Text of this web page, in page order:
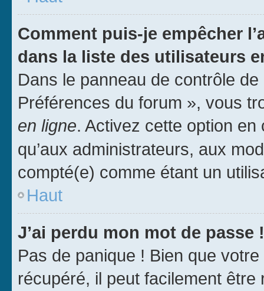
Comment puis-je empêcher
dans la liste des utilisateurs
Dans le panneau de contrôle
Préférences du forum », vous
en ligne. Activez cette option
qu’aux administrateurs, aux
compté(e) comme étant un
Haut
J’ai perdu mon mot de passe !
Pas de panique ! Bien que
récupéré, il peut facilement